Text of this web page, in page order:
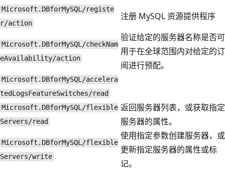
Microsoft.DBforMySQL/registe
r/action
注册 MySQL 资源提供程序
Microsoft.DBforMySQL/checkNam
eAvailability/action
验证给定的服务器名称是否可
用于在全球范围内对给定的订
阅进行预配。
Microsoft.DBforMySQL/accelera
tedLogsFeatureSwitches/read
Microsoft.DBforMySQL/flexible
Servers/read
返回服务器列表，或获取指定
服务器的属性。
Microsoft.DBforMySQL/flexible
Servers/write
使用指定参数创建服务器，或
更新指定服务器的属性或标
记。